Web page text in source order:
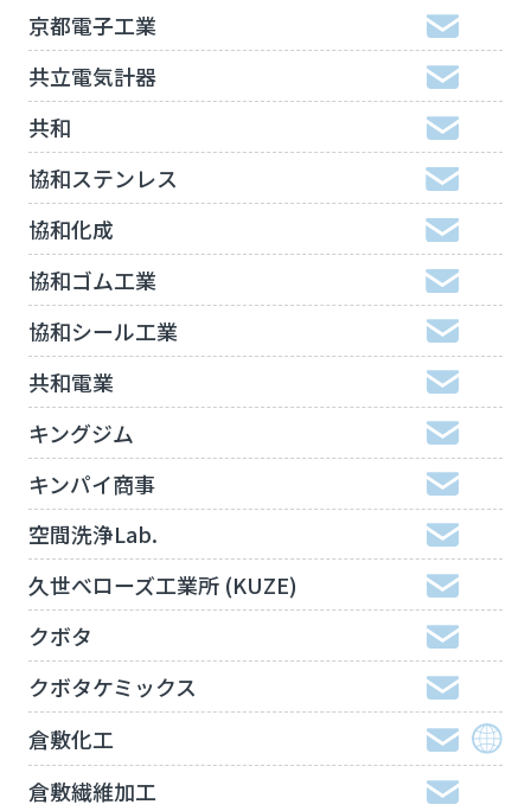
京都電子工業
共立電気計器
共和
協和ステンレス
協和化成
協和ゴム工業
協和シール工業
共和電業
キングジム
キンパイ商事
空間洗浄Lab.
久世べローズ工業所 (KUZE)
クボタ
クボタケミックス
倉敷化工
倉敷繊維加工